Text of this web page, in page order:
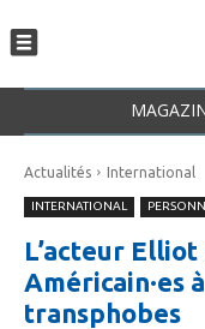
Actualités International
INTERNATIONAL
L’acteur
Américain·es
transphobes